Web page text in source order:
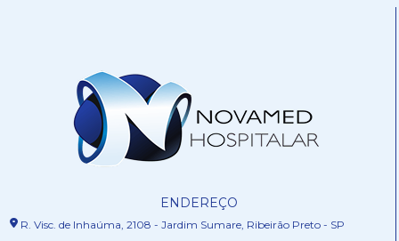
ENDEREÇO
R. Visc. de Inhaúma, 2108 - Jardim Sumare, Ribeirão Preto - SP